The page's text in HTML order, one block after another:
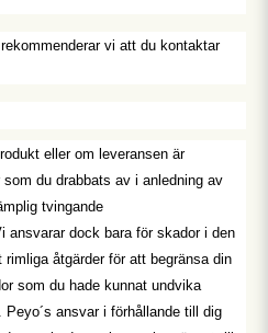
vi att du kontaktar
eller om leveransen är
du drabbats av i anledning av
tvingande
ansvarar dock bara för skador i den
åtgärder för att begränsa din
som du hade kunnat undvika
ansvar i förhållande till dig